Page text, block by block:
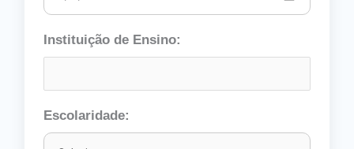
Instituição de Ensino:
Escolaridade: